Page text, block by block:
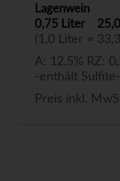
Lagenwein
0,75 Liter
(1,0 Liter =
A: 12,5% RZ:
-enthält Sulfite-
Preis inkl.